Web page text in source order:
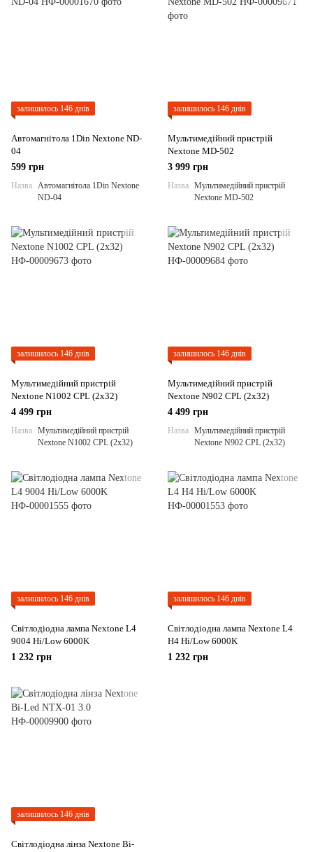
залишилось 146 днів
Автомагнітола 1Din Nextone ND-
04
599 грн
Назва Автомагнітола 1Din Nextone
ND-04
залишилось 146 днів
Мультимедійний пристрій
Nextone MD-502
3 999 грн
Назва Мультимедійний пристрій
Nextone MD-502
залишилось 146 днів
Мультимедійний пристрій
Nextone N1002 CPL (2x32)
4 499 грн
Назва Мультимедійний пристрій
Nextone N1002 CPL (2x32)
залишилось 146 днів
Мультимедійний пристрій
Nextone N902 CPL (2x32)
4 499 грн
Назва Мультимедійний пристрій
Nextone N902 CPL (2x32)
залишилось 146 днів
Світлодіодна лампа Nextone L4
9004 Hi/Low 6000K
1 232 грн
залишилось 146 днів
Світлодіодна лампа Nextone L4
H4 Hi/Low 6000K
1 232 грн
залишилось 146 днів
Світлодіодна лінза Nextone Bi-